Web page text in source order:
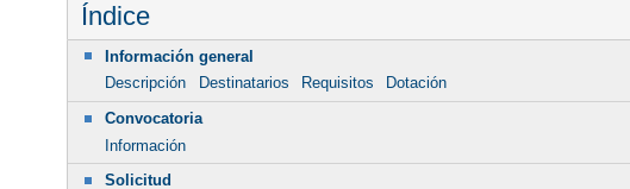
Índice
Información general
Descripción
Destinatarios Requisitos
Dotación
Convocatoria
Información
Solicitud